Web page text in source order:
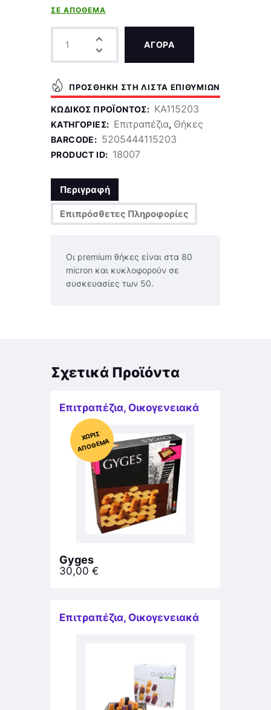
ΣΕ ΑΠΌΘΕΜΑ
ΑΓΟΡΑ
ΠΡΟΣΘΉΚΗ ΣΤΗ ΛΊΣΤΑ ΕΠΙΘΥΜΙΏΝ
ΚΩΔΙΚΌΣ ΠΡΟΪΌΝΤΟΣ: KA115203
ΚΑΤΗΓΟΡΊΕΣ: Επιτραπέζια, Θήκες
BARCODE: 5205444115203
PRODUCT ID: 18007
Περιγραφή
Επιπρόσθετες Πληροφορίες
Οι premium θήκες είναι στα 80
micron και κυκλοφορούν σε
συσκευασίες των 50.
Σχετικά Προϊόντα
Επιτραπέζια, Οικογενειακά
Χ
ΩΡΊΣ
Α
Π
Ό
ΘΕ
ΜΑ
Gyges
30,00 €
Επιτραπέζια, Οικογενειακά